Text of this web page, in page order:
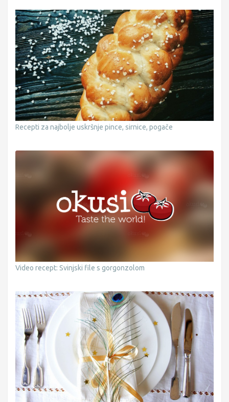
Recepti za najbolje uskršnje pince, sirnice, pogače
Video recept: Svinjski file s gorgonzolom